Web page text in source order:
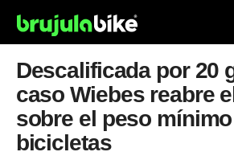
Descalificada por 20
caso Wiebes reabre
sobre el peso
bicicletas